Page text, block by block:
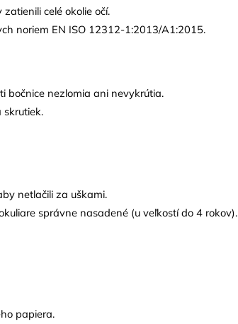
celé okolie očí.
noriem EN ISO 12312-1:2013/A1:2015.
bočnice nezlomia ani nevykrútia.
skrutiek.
netlačili za uškami.
správne nasadené (u veľkostí do 4 rokov).
papiera.